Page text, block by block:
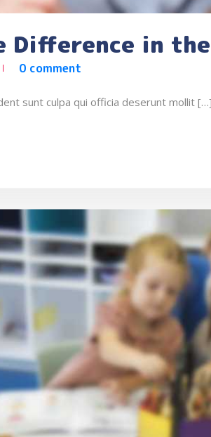
Difference in
0 comment
sunt culpa qui officia deserunt mollit […]